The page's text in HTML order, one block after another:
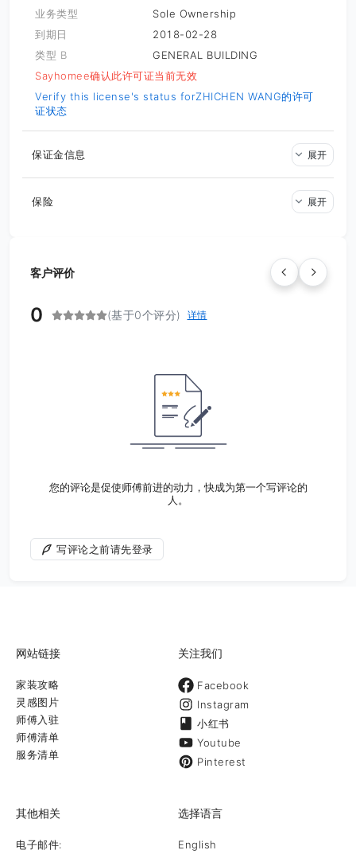
业务类型
Sole Ownership
到期日
2018-02-28
类型 B
GENERAL BUILDING
Sayhomee确认此许可证当前无效
Verify this license's status forZHICHEN WANG的许可
证状态
保证金信息 展开
保险 展开
客户评价
0 (基于0个评分) 详情
您的评论是促使师傅前进的动力，快成为第一个写评论的
人。
写评论之前请先登录
网站链接
家装攻略
灵感图片
师傅入驻
师傅清单
服务清单
关注我们
Facebook
Instagram
小红书
Youtube
Pinterest
其他相关
电子邮件:
选择语言
English